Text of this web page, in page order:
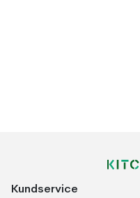
Kundservice